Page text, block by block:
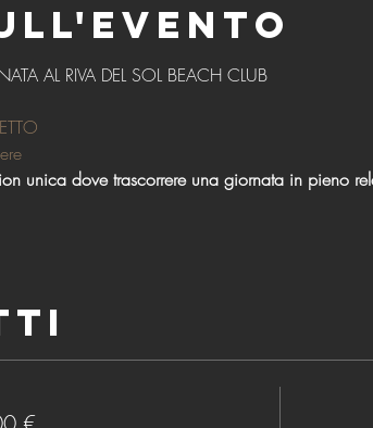
AL RIVA DEL SOL BEACH CLUB
unica dove trascorrere una giornata in pieno